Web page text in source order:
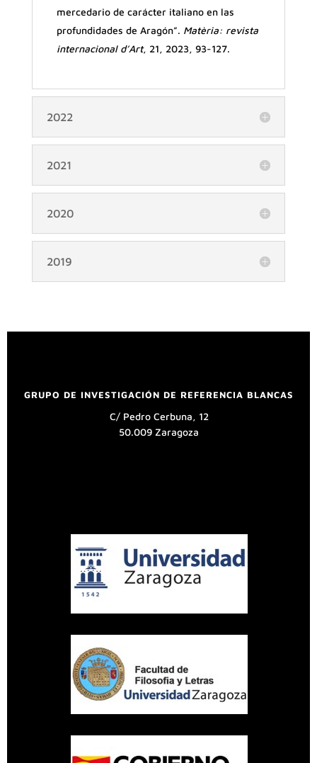
mercedario de carácter italiano en las
profundidades de Aragón”. Matèria: revista
internacional d’Art, 21, 2023, 93-127.
2022
2021
2020
2019
GRUPO DE INVESTIGACIÓN DE REFERENCIA BLANCAS
C/ Pedro Cerbuna, 12
50.009 Zaragoza